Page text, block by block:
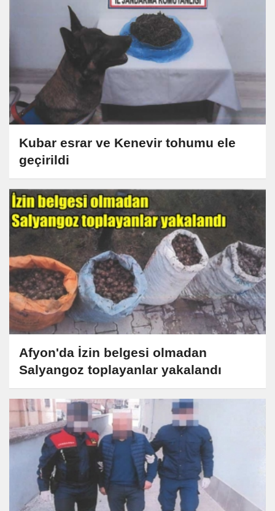
Kubar esrar ve Kenevir tohumu ele
geçirildi
Afyon'da İzin belgesi olmadan
Salyangoz toplayanlar yakalandı